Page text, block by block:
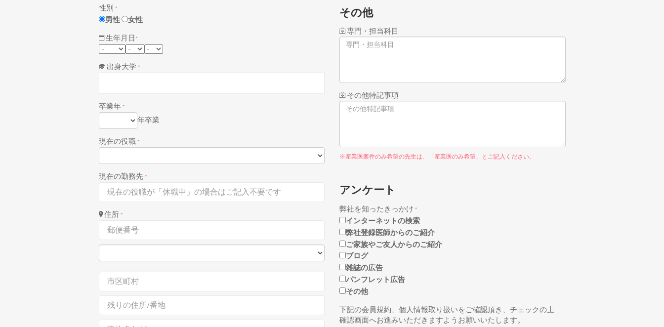
性別 *
男性 女性
生年月日 *
出身大学 *
卒業年 *
年卒業
現在の役職 *
現在の勤務先 *
住所 *
その他
専門・担当科目
その他特記事項
※産業医案件のみ希望の先生は、「産業医のみ希望」とご記入ください。
アンケート
弊社を知ったきっかけ *
インターネットの検索
弊社登録医師からのご紹介
ご家族やご友人からのご紹介
ブログ
雑誌の広告
パンフレット広告
その他
下記の会員規約、個人情報取り扱いをご確認頂き、チェックの上
確認画面へお進みいただきますようお願いいたします。